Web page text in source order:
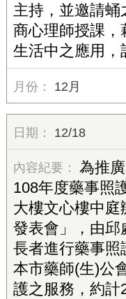
主持，並邀請
商心理師授課，
生活中之應用，
12月
12/18
為推
108年度藥事照
大樓文心樓中庭
發表會」，由邱
長者進行藥事照
本市藥師(生)公
護之服務，約計